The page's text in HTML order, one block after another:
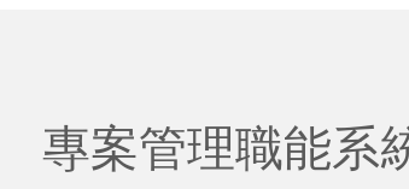
專案管理職能系